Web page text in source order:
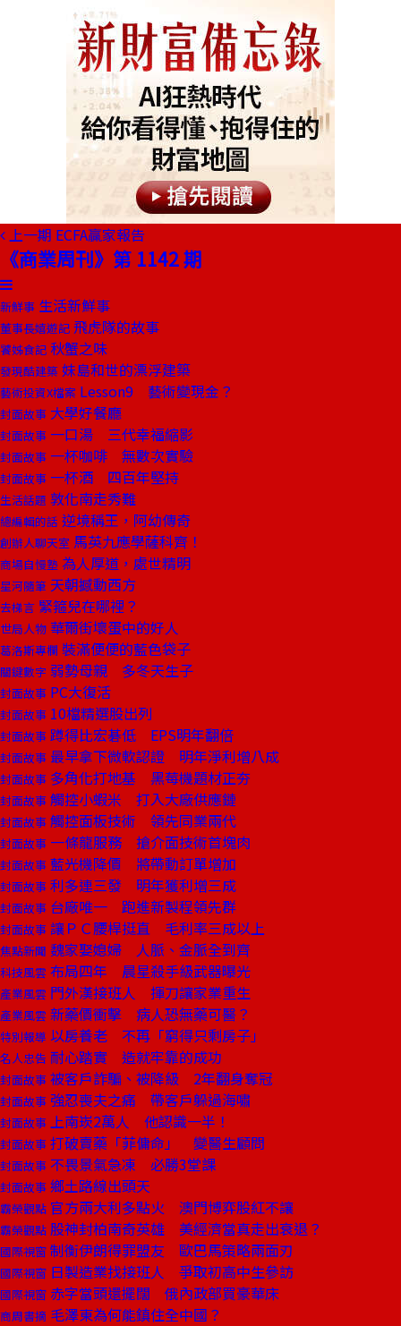
上一期 ECFA贏家報告
《商業周刊》第 1142 期
新鮮事 生活新鮮事
董事長嬉遊記 飛虎隊的故事
饕姊食記 秋蟹之味
發現酷建築 妹島和世的漂浮建築
藝術投資X檔案 Lesson9 藝術變現金？
封面故事 大學好餐廳
封面故事 一口湯 三代幸福縮影
封面故事 一杯咖啡 無數次實驗
封面故事 一杯酒 四百年堅持
生活話題 敦化南走秀難
總編輯的話 逆境稱王，阿幼傳奇
創辦人聊天室 馬英九應學薩科齊！
商場自慢塾 為人厚道，處世精明
星河隨筆 天朝撼動西方
去梯言 緊箍兒在哪裡？
世局人物 華爾街壞蛋中的好人
葛洛斯專欄 裝滿便便的藍色袋子
關鍵數字 弱勢母親 多冬天生子
封面故事 PC大復活
封面故事 10檔精選股出列
封面故事 蹲得比宏碁低 EPS明年翻倍
封面故事 最早拿下微軟認證 明年淨利增八成
封面故事 多角化打地基 黑莓機題材正夯
封面故事 觸控小蝦米 打入大廠供應鏈
封面故事 觸控面板技術 領先同業兩代
封面故事 一條龍服務 搶介面技術首塊肉
封面故事 藍光機降價 將帶動訂單增加
封面故事 利多連三發 明年獲利增三成
封面故事 台廠唯一 跑進新製程領先群
封面故事 讓ＰＣ腰桿挺直 毛利率三成以上
焦點新聞 魏家娶媳婦 人脈、金脈全到齊
科技風雲 布局四年 晨星殺手級武器曝光
產業風雲 門外漢接班人 揮刀讓家業重生
產業風雲 新藥價衝擊 病人恐無藥可醫？
特別報導 以房養老 不再「窮得只剩房子」
名人忠告 耐心踏實 造就牢靠的成功
封面故事 被客戶詐騙、被降級 2年翻身奪冠
封面故事 強忍喪夫之痛 帶客戶躲過海嘯
封面故事 上南崁2萬人 他認識一半！
封面故事 打破賣藥「菲傭命」 變醫生顧問
封面故事 不畏景氣急凍 必勝3堂課
封面故事 鄉土路線出頭天
霸榮觀點 官方兩大利多點火 澳門博弈股紅不讓
霸榮觀點 股神封柏南奇英雄 美經濟當真走出衰退？
國際視窗 制衡伊朗得罪盟友 歐巴馬策略兩面刃
國際視窗 日製造業找接班人 爭取初高中生參訪
國際視窗 赤字當頭還擺闊 俄內政部買豪華床
商周書摘 毛澤東為何能鎮住全中國？